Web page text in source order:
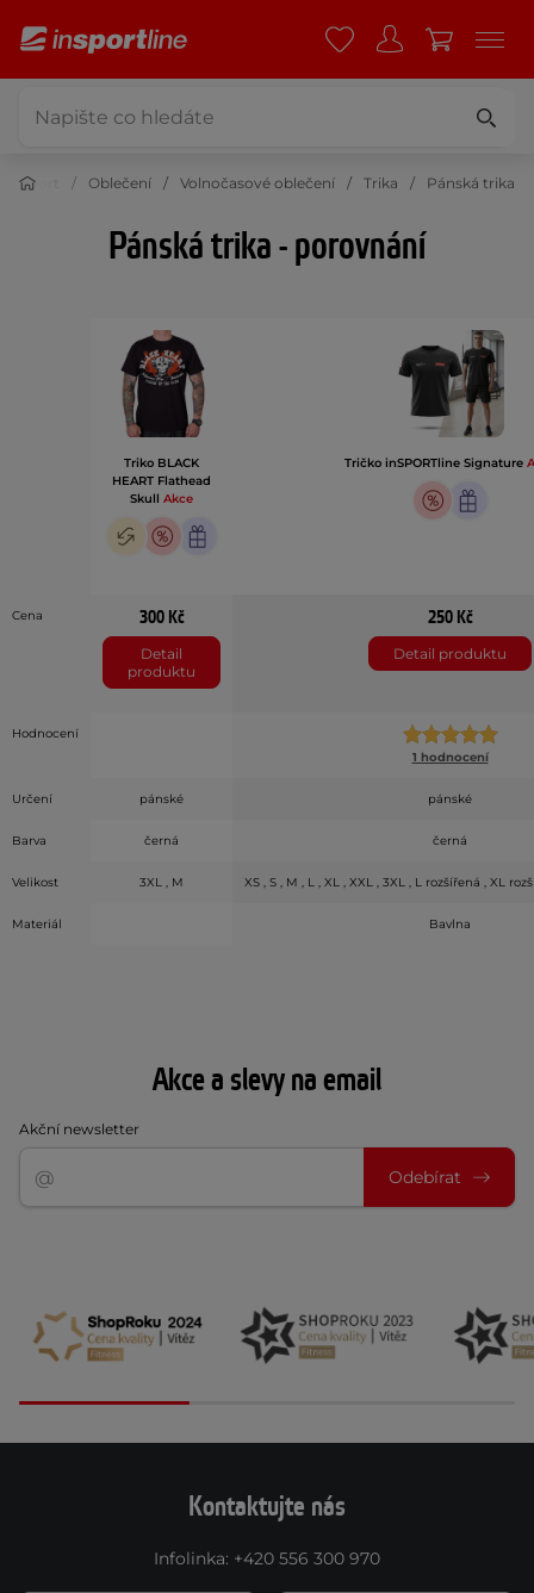
Sport Oblečení Volnočasové oblečení Trika Pánská trika
Pánská trika - porovnání
Triko BLACK
HEART Flathead
Skull Akce
Tričko inSPORTline Signature
Cena 300 Kč
Detail
produktu
250 Kč
Detail produktu
Hodnocení
1 hodnocení
Určení pánské pánské
Barva černá černá
Velikost 3XL , M XS , S , M , L , XL , XXL , 3XL , L rozšířená , XL
Materiál Bavlna
Akce a slevy na email
Akční newsletter
Odebírat
Kontaktujte nás
Infolinka: +420 556 300 970